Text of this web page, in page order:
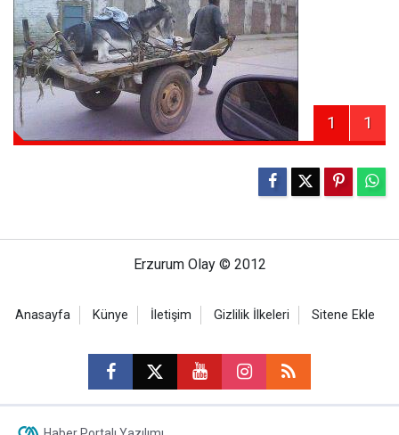
1 1
Erzurum Olay © 2012
Anasayfa Künye İletişim Gizlilik İlkeleri Sitene Ekle